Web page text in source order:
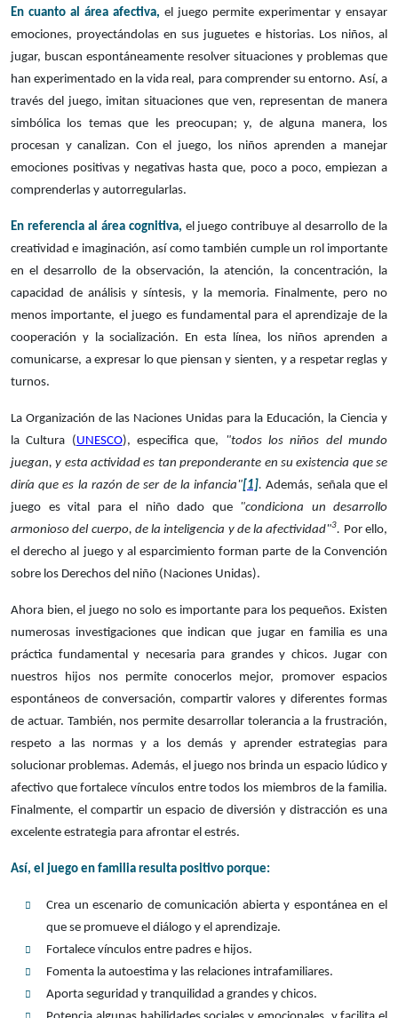
En cuanto al área afectiva, el juego permite experimentar y ensayar
emociones, proyectándolas en sus juguetes e historias. Los niños, al
jugar, buscan espontáneamente resolver situaciones y problemas que
han experimentado en la vida real, para comprender su entorno. Así, a
través del juego, imitan situaciones que ven, representan de manera
simbólica los temas que les preocupan; y, de alguna manera, los
procesan y canalizan. Con el juego, los niños aprenden a manejar
emociones positivas y negativas hasta que, poco a poco, empiezan a
comprenderlas y autorregularlas.
En referencia al área cognitiva, el juego contribuye al desarrollo de la
creatividad e imaginación, así como también cumple un rol importante
en el desarrollo de la observación, la atención, la concentración, la
capacidad de análisis y síntesis, y la memoria. Finalmente, pero no
menos importante, el juego es fundamental para el aprendizaje de la
cooperación y la socialización. En esta línea, los niños aprenden a
comunicarse, a expresar lo que piensan y sienten, y a respetar reglas y
turnos.
La Organización de las Naciones Unidas para la Educación, la Ciencia y
la Cultura (UNESCO), especifica que,
"todos los niños del mundo
juegan, y esta actividad es tan preponderante en su existencia que se
diría que es la razón de ser de la infancia"[1].Además, señala que el
juego es vital para el niño dado que"condiciona un desarrollo
armonioso del cuerpo, de la inteligencia y de la afectividad"3. Por ello,
el derecho al juego y al esparcimiento forman parte de la Convención
sobre los Derechos del niño (Naciones Unidas).
Ahora bien, el juego no solo es importante para los pequeños. Existen
numerosas investigaciones que indican que jugar en familia es una
práctica fundamental y necesaria para grandes y chicos. Jugar con
nuestros hijos nos permite conocerlos mejor, promover espacios
espontáneos de conversación, compartir valores y diferentes formas
de actuar. También, nos permite desarrollar tolerancia a la frustración,
respeto a las normas y a los demás y aprender estrategias para
solucionar problemas. Además, el juego nos brinda un espacio lúdico y
afectivo que fortalece vínculos entre todos los miembros de la familia.
Finalmente, el compartir un espacio de diversión y distracción es una
excelente estrategia para afrontar el estrés.
Así, el juego en familia resulta positivo porque:
Crea un escenario de comunicación abierta y espontánea en el
que se promueve el diálogo y el aprendizaje.
Fortalece vínculos entre padres e hijos.
Fomenta la autoestima y las relaciones intrafamiliares.
Aporta seguridad y tranquilidad a grandes y chicos.